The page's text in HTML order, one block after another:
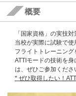
概要
「国家資格」の実技
当校が実際に試験で
フライトトレーニング
ATTIモードの技術を
は、ぜひご参加くださ
* ぜひ取得したい！